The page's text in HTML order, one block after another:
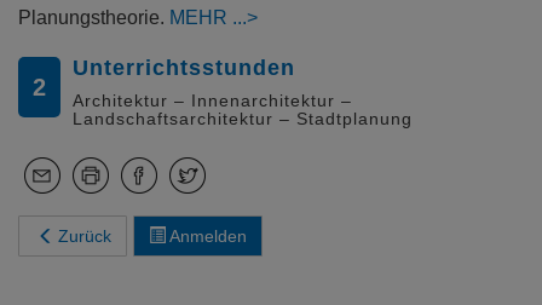
Planungstheorie. MEHR
2
Unterrichtsstunden
Architektur – Innenarchitektur –
Landschaftsarchitektur – Stadtplanung
Zurück Anmelden